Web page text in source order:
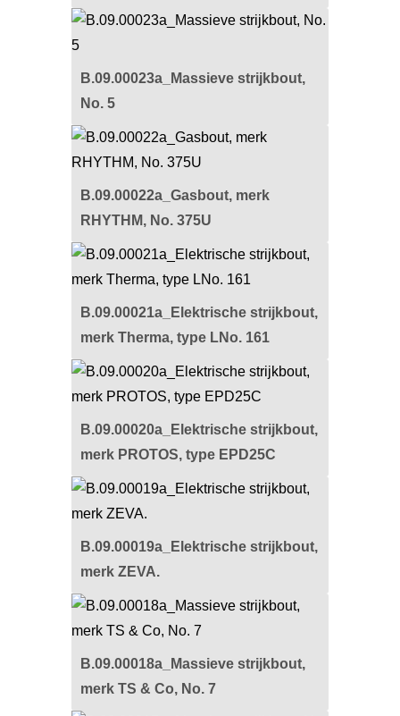
B.09.00023a_Massieve strijkbout,
No. 5
B.09.00022a_Gasbout, merk
RHYTHM, No. 375U
B.09.00021a_Elektrische strijkbout,
merk Therma, type LNo. 161
B.09.00020a_Elektrische strijkbout,
merk PROTOS, type EPD25C
B.09.00019a_Elektrische strijkbout,
merk ZEVA.
B.09.00018a_Massieve strijkbout,
merk TS & Co, No. 7